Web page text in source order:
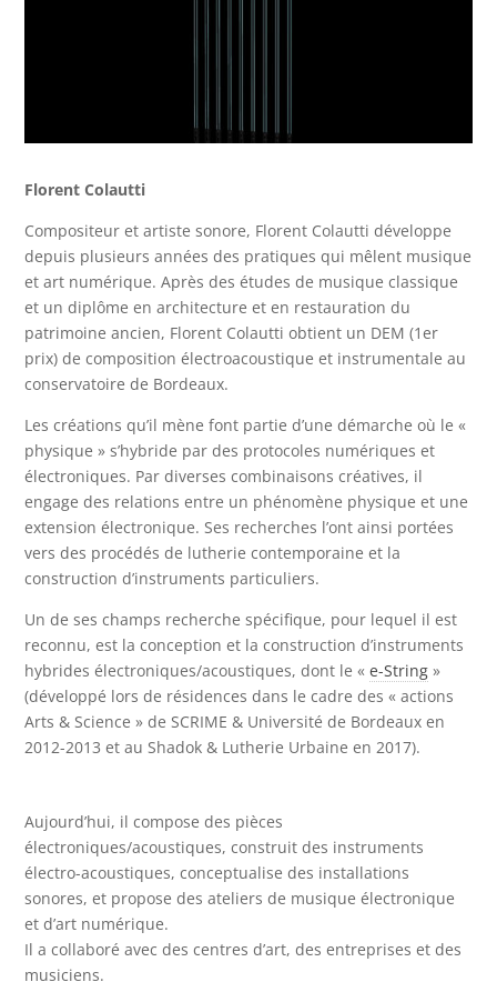
Florent Colautti
Compositeur et artiste sonore, Florent Colautti développe
depuis plusieurs années des pratiques qui mêlent musique
et art numérique. Après des études de musique classique
et un diplôme en architecture et en restauration du
patrimoine ancien, Florent Colautti obtient un DEM (1er
prix) de composition électroacoustique et instrumentale au
conservatoire de Bordeaux.
Les créations qu’il mène font partie d’une démarche où le «
physique » s’hybride par des protocoles numériques et
électroniques. Par diverses combinaisons créatives, il
engage des relations entre un phénomène physique et une
extension électronique. Ses recherches l’ont ainsi portées
vers des procédés de lutherie contemporaine et la
construction d’instruments particuliers.
Un de ses champs recherche spécifique, pour lequel il est
reconnu, est la conception et la construction d’instruments
hybrides électroniques/acoustiques, dont le «e-String »
(développé lors de résidences dans le cadre des « actions
Arts & Science » de SCRIME & Université de Bordeaux en
2012-2013 et au Shadok & Lutherie Urbaine en 2017).
Aujourd’hui, il compose des pièces
électroniques/acoustiques, construit des instruments
électro-acoustiques, conceptualise des installations
sonores, et propose des ateliers de musique électronique
et d’art numérique.
Il a collaboré avec des centres d’art, des entreprises et des
musiciens.